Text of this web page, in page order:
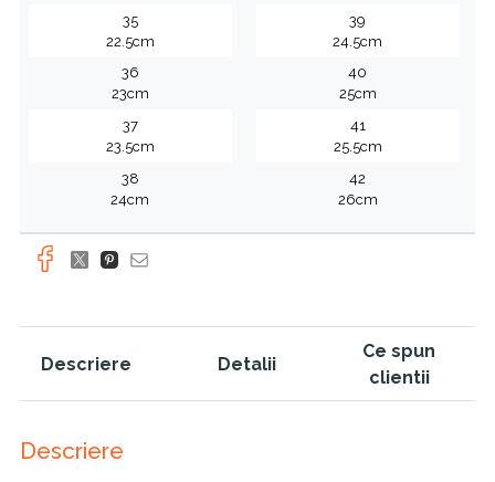
35
22.5cm
36
23cm
37
23.5cm
38
24cm
39
24.5cm
40
25cm
41
25.5cm
42
26cm
Descriere Detalii
Ce spun
clientii
Descriere